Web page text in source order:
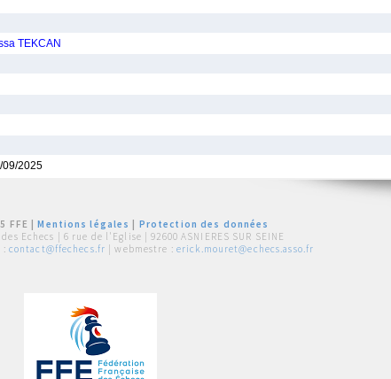
TEKCAN
09/2025
FFE |Mentions légales
Protection des données
Echecs | 6 rue de l'Eglise | 92600 ASNIERES SUR SEINE
: contact@ffechecs.fr | webmestre : erick.mouret@echecs.asso.fr